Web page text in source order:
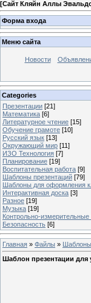
[Сайт Кляйн Аллы
Форма входа
Меню сайта
Новости
Categories
Презентации [21]
Математика [6]
Литературное чтение [15]
Обучение грамоте [10]
Русский язык [13]
Окружающий мир [11]
ИЗО Технология [7]
Планирование [19]
Воспитательная работа [9]
Шаблоны презентаций [79]
Шаблоны для оформления
Интерактивная доска [3]
Разное [19]
Музыка [19]
Контрольно-
Безопасность [6]
Главная » Файлы » Шаблоны
Шаблон презентации для